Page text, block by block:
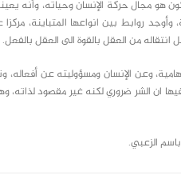
هو مجال حركة الإنسان وحياته، وأنه
روابط بين انواعها المتباينة،
انتقاله من العقل بالقوة الى العقل بالفعل.
وعن الإنسان ومسؤوليته عن أفعاله،
ان الشر ضروري لكنه غير مقصود
الزعبي.